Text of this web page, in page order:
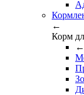
←
Корм
←